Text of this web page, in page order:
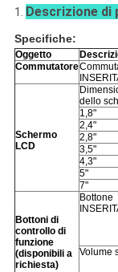
1. Descrizione
Specifiche:
Oggetto
Commutatore
Schermo
LCD
dello
1,8"
2,4"
2,8"
3,5"
4,3"
5"
7"
Bottoni di
controllo di
funzione
(disponibili a
richiesta)
Bottone
Volume